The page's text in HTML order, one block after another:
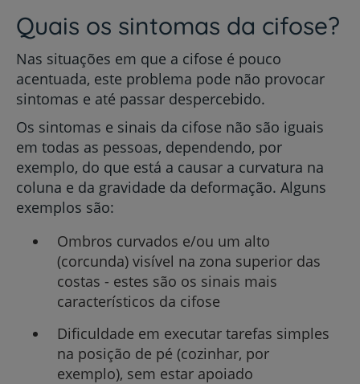
Quais os sintomas da cifose?
Nas situações em que a cifose é pouco
acentuada, este problema pode não provocar
sintomas e até passar despercebido.
Os sintomas e sinais da cifose não são iguais
em todas as pessoas, dependendo, por
exemplo, do que está a causar a curvatura na
coluna e da gravidade da deformação. Alguns
exemplos são:
Ombros curvados e/ou um alto
(corcunda) visível na zona superior das
costas - estes são os sinais mais
característicos da cifose
Dificuldade em executar tarefas simples
na posição de pé (cozinhar, por
exemplo), sem estar apoiado